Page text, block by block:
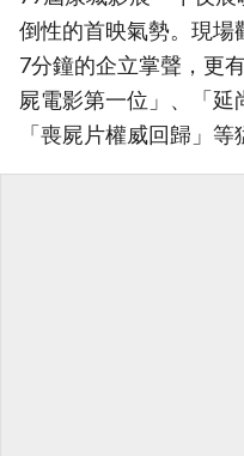
倒性的首映氣勢。現場
7分鐘的企立掌聲，更
屍電影第一位」、「延
「喪屍片權威回歸」等